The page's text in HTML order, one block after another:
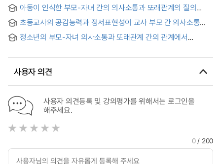
expression on the relationship between communicative
competence in university students
아동이 인식한 부모-자녀 간의 의사소통과 또래관계의 질의
parent-child communication and the quality of peer
relationships as perceived by children: the mediating
effect of ambivalence over emotional expression.
초등교사의 공감능력과 정서표현성이 교사 부모 간 의사소통
청소년의 부모-자녀 의사소통과 또래관계 간의 관계에서
사용자 의견
사용자 의견등록 및 강의평가를 위해서는 로그인을
해주세요.
0/ 200